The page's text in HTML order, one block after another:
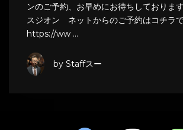
ンのご予約、お早めにお待ちしておりま
スジオン ネットからのご予約はコチラで
https://ww …
by Staffスー